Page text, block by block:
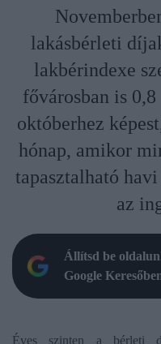
lakásbérleti
lakbérindexe
fővárosban is
októberhez
hónap, amikor
tapasztalható
az
Állítsd be
Google
Éves szinten a bérleti